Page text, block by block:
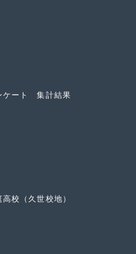
ケート 集計結果
校（久世校地）